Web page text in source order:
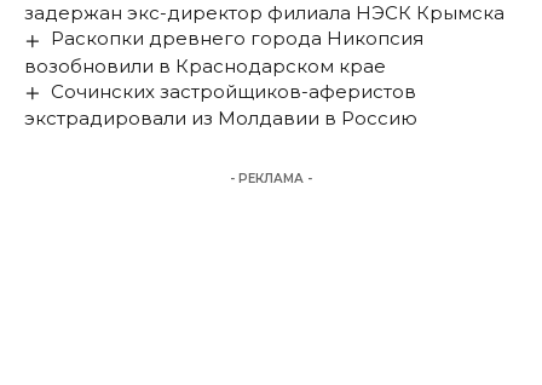
задержан экс-директор филиала НЭСК Крымска
Раскопки древнего города Никопсия
возобновили в Краснодарском крае
Сочинских застройщиков-аферистов
экстрадировали из Молдавии в Россию
- РЕКЛАМА -